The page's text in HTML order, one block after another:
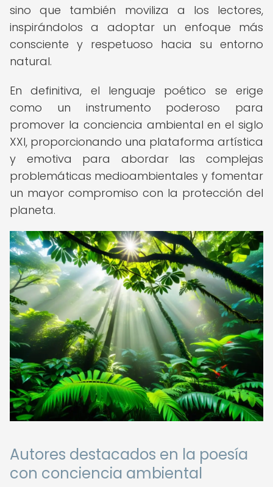
sino que también moviliza a los lectores,
inspirándolos a adoptar un enfoque más
consciente y respetuoso hacia su entorno
natural.
En definitiva, el lenguaje poético se erige
como un instrumento poderoso para
promover la conciencia ambiental en el siglo
XXI, proporcionando una plataforma artística
y emotiva para abordar las complejas
problemáticas medioambientales y fomentar
un mayor compromiso con la protección del
planeta.
Autores destacados en la poesía
con conciencia ambiental